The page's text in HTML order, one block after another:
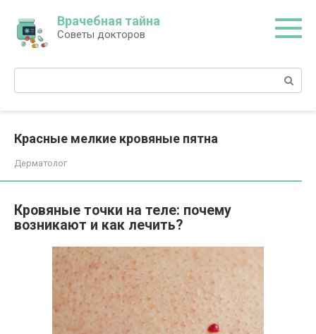
контенту
Врачебная тайна
Советы докторов
Поиск:
Красные мелкие кровяные пятна
Дерматолог
Кровяные точки на теле: почему
возникают и как лечить?